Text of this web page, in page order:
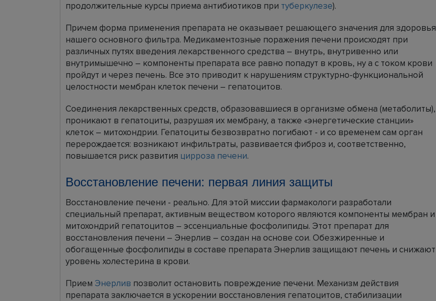
продолжительные курсы приема антибиотиков при туберкулезе).
Причем форма применения препарата не оказывает решающего значения для здоровья
нашего основного фильтра. Медикаментозные поражения печени происходят при
различных путях введения лекарственного средства – внутрь, внутривенно или
внутримышечно – компоненты препарата все равно попадут в кровь, ну а с током крови
пройдут и через печень. Все это приводит к нарушениям структурно-функциональной
целостности мембран клеток печени – гепатоцитов.
Соединения лекарственных средств, образовавшиеся в организме обмена (метаболиты),
проникают в гепатоциты, разрушая их мембрану, а также «энергетические станции»
клеток – митохондрии. Гепатоциты безвозвратно погибают - и со временем сам орган
перерождается: возникают инфильтраты, развивается фиброз и, соответственно,
повышается риск развития цирроза печени.
Восстановление печени: первая линия защиты
Восстановление печени - реально. Для этой миссии фармакологи разработали
специальный препарат, активным веществом которого являются компоненты мембран и
митохондрий гепатоцитов – эссенциальные фосфолипиды. Этот препарат для
восстановления печени – Энерлив – создан на основе сои. Обезжиренные и
обогащенные фосфолипиды в составе препарата Энерлив защищают печень и снижают
уровень холестерина в крови.
Прием Энерлив позволит остановить повреждение печени. Механизм действия
препарата заключается в ускорении восстановления гепатоцитов, стабилизации